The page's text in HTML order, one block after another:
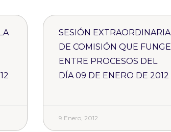
SESIÓN EXTRAORDINARIA
DE COMISIÓN QUE FUNGE
ENTRE PROCESOS DEL
DÍA 09 DE ENERO DE 2012
9 Enero, 2012